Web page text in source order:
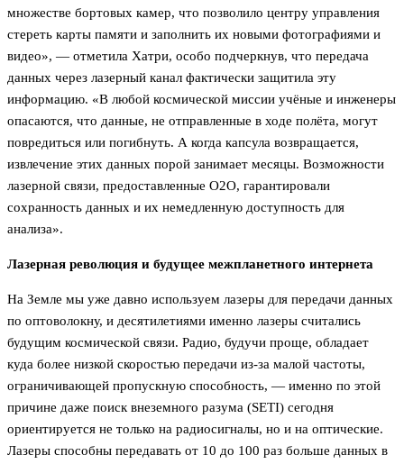
множестве бортовых камер, что позволило центру управления
стереть карты памяти и заполнить их новыми фотографиями и
видео», — отметила Хатри, особо подчеркнув, что передача
данных через лазерный канал фактически защитила эту
информацию. «В любой космической миссии учёные и инженеры
опасаются, что данные, не отправленные в ходе полёта, могут
повредиться или погибнуть. А когда капсула возвращается,
извлечение этих данных порой занимает месяцы. Возможности
лазерной связи, предоставленные O2O, гарантировали
сохранность данных и их немедленную доступность для
анализа».
Лазерная революция и будущее межпланетного интернета
На Земле мы уже давно используем лазеры для передачи данных
по оптоволокну, и десятилетиями именно лазеры считались
будущим космической связи. Радио, будучи проще, обладает
куда более низкой скоростью передачи из-за малой частоты,
ограничивающей пропускную способность, — именно по этой
причине даже поиск внеземного разума (SETI) сегодня
ориентируется не только на радиосигналы, но и на оптические.
Лазеры способны передавать от 10 до 100 раз больше данных в